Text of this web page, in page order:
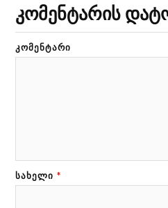
კომენტარის
ᲙᲝᲛᲔᲜᲢᲐᲠᲘ
ᲡᲐᲮᲔᲚᲘ *